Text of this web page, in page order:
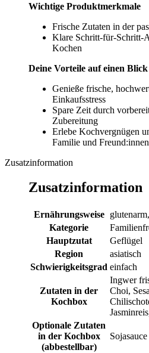
Wichtige Produktmerkmale
Frische Zutaten in der
Klare Schritt-für-Schritt-
Kochen
Deine Vorteile auf einen Blick
Genieße frische,
Einkaufsstress
Spare Zeit durch
Zubereitung
Erlebe Kochvergnügen
Familie und Freund:innen
Zusatzinformation
Zusatzinformation
Ernährungsweise
Kategorie
Hauptzutat
Geflügel
Region
asiatisch
Schwierigkeitsgrad einfach
Zutaten in der
Kochbox
Ingwer
Choi,
Optionale Zutaten
in der Kochbox
(abbestellbar)
Sojasauce